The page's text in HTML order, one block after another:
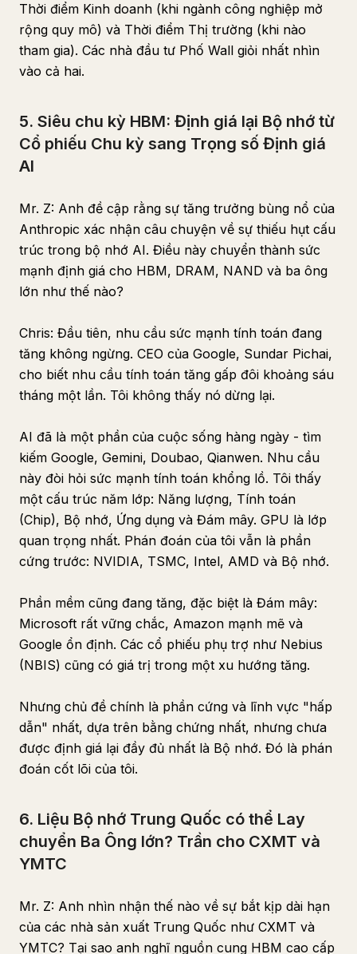
Thời điểm Kinh doanh (khi ngành công nghiệp mở
rộng quy mô) và Thời điểm Thị trường (khi nào
tham gia). Các nhà đầu tư Phố Wall giỏi nhất nhìn
vào cả hai.
5. Siêu chu kỳ HBM: Định giá lại Bộ nhớ từ
Cổ phiếu Chu kỳ sang Trọng số Định giá
AI
Mr. Z: Anh đề cập rằng sự tăng trưởng bùng nổ của
Anthropic xác nhận câu chuyện về sự thiếu hụt cấu
trúc trong bộ nhớ AI. Điều này chuyển thành sức
mạnh định giá cho HBM, DRAM, NAND và ba ông
lớn như thế nào?
Chris: Đầu tiên, nhu cầu sức mạnh tính toán đang
tăng không ngừng. CEO của Google, Sundar Pichai,
cho biết nhu cầu tính toán tăng gấp đôi khoảng sáu
tháng một lần. Tôi không thấy nó dừng lại.
AI đã là một phần của cuộc sống hàng ngày - tìm
kiếm Google, Gemini, Doubao, Qianwen. Nhu cầu
này đòi hỏi sức mạnh tính toán khổng lồ. Tôi thấy
một cấu trúc năm lớp: Năng lượng, Tính toán
(Chip), Bộ nhớ, Ứng dụng và Đám mây. GPU là lớp
quan trọng nhất. Phán đoán của tôi vẫn là phần
cứng trước: NVIDIA, TSMC, Intel, AMD và Bộ nhớ.
Phần mềm cũng đang tăng, đặc biệt là Đám mây:
Microsoft rất vững chắc, Amazon mạnh mẽ và
Google ổn định. Các cổ phiếu phụ trợ như Nebius
(NBIS) cũng có giá trị trong một xu hướng tăng.
Nhưng chủ đề chính là phần cứng và lĩnh vực "hấp
dẫn" nhất, dựa trên bằng chứng nhất, nhưng chưa
được định giá lại đầy đủ nhất là Bộ nhớ. Đó là phán
đoán cốt lõi của tôi.
6. Liệu Bộ nhớ Trung Quốc có thể Lay
chuyển Ba Ông lớn? Trần cho CXMT và
YMTC
Mr. Z: Anh nhìn nhận thế nào về sự bắt kịp dài hạn
của các nhà sản xuất Trung Quốc như CXMT và
YMTC? Tại sao anh nghĩ nguồn cung HBM cao cấp